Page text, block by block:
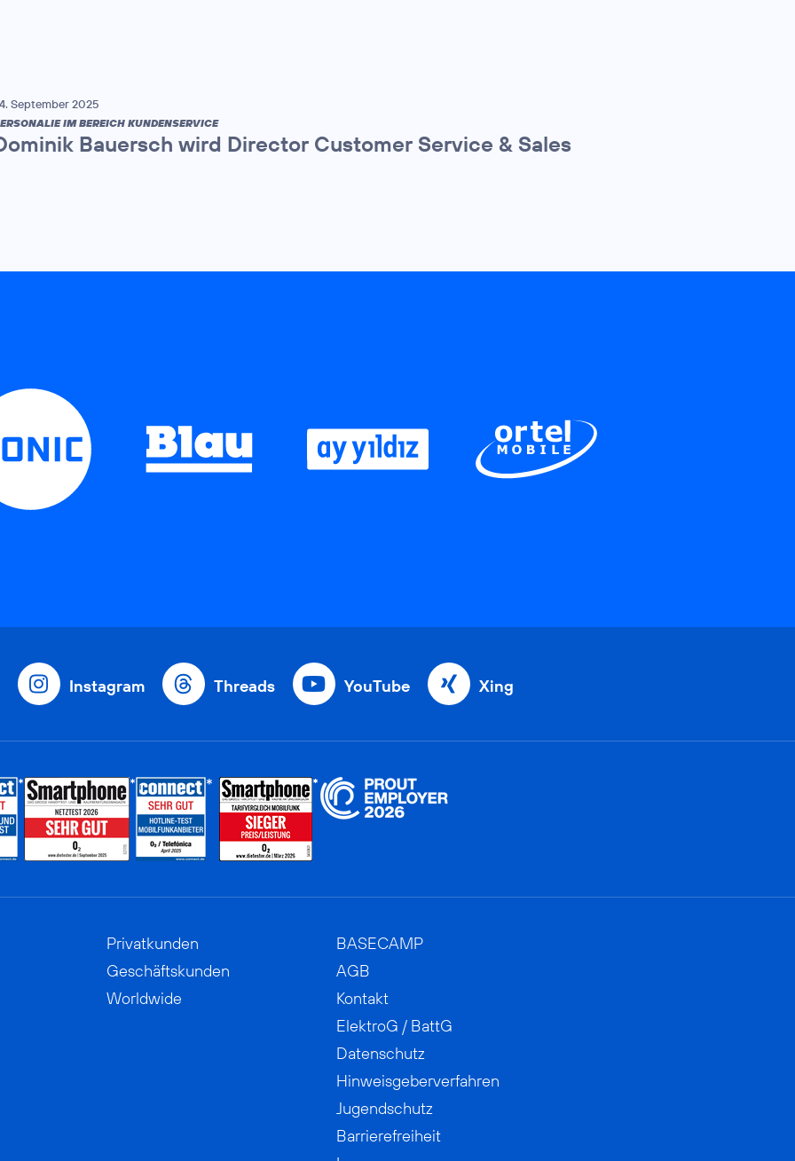
September 2025
IM BEREICH KUNDENSERVICE
Bauersch wird Director Customer Service & Sales
Instagram Threads YouTube Xing
Privatkunden
Geschäftskunden
Worldwide
BASECAMP
AGB
Kontakt
ElektroG / BattG
Datenschutz
Hinweisgeberverfahren
Jugendschutz
Barrierefreiheit